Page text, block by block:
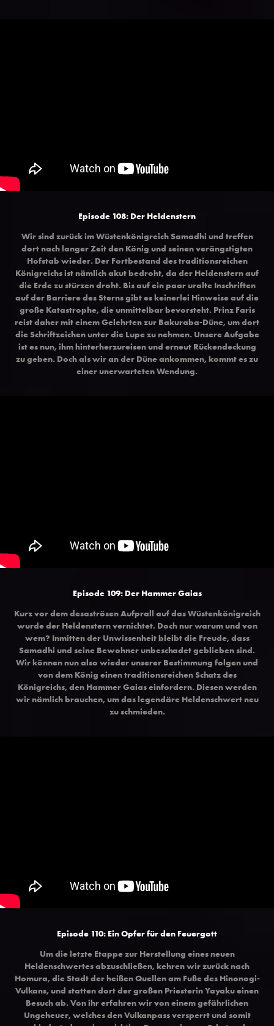
Episode 108: Der Heldenstern
Wir sind zurück im Wüstenkönigreich Samadhi und treffen
dort nach langer Zeit den König und seinen verängstigten
Hofstab wieder. Der Fortbestand des traditionsreichen
Königreichs ist nämlich akut bedroht, da der Heldenstern auf
die Erde zu stürzen droht. Bis auf ein paar uralte Inschriften
auf der Barriere des Sterns gibt es keinerlei Hinweise auf die
große Katastrophe, die unmittelbar bevorsteht. Prinz Faris
reist daher mit einem Gelehrten zur Bakuraba-Düne, um dort
die Schriftzeichen unter die Lupe zu nehmen. Unsere Aufgabe
ist es nun, ihm hinterherzureisen und erneut Rückendeckung
zu geben. Doch als wir an der Düne ankommen, kommt es zu
einer unerwarteten Wendung.
Episode 109: Der Hammer Gaias
Kurz vor dem desaströsen Aufprall auf das Wüstenkönigreich
wurde der Heldenstern vernichtet. Doch nur warum und von
wem? Inmitten der Unwissenheit bleibt die Freude, dass
Samadhi und seine Bewohner unbeschadet geblieben sind.
Wir können nun also wieder unserer Bestimmung folgen und
von dem König einen traditionsreichen Schatz des
Königreichs, den Hammer Gaias einfordern. Diesen werden
wir nämlich brauchen, um das legendäre Heldenschwert neu
zu schmieden.
Episode 110: Ein Opfer für den Feuergott
Um die letzte Etappe zur Herstellung eines neuen
Heldenschwertes abzuschließen, kehren wir zurück nach
Homura, die Stadt der heißen Quellen am Fuße des Hinonogi-
Vulkans, und statten dort der großen Priesterin Yayaku einen
Besuch ab. Von ihr erfahren wir von einem gefährlichen
Ungeheuer, welches den Vulkanpass versperrt und somit